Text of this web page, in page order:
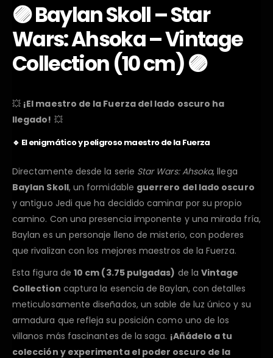
🟣Baylan Skoll – Star
Wars: Ahsoka – Vintage
Collection (10 cm)🟣
💥 ¡El maestro de la Fuerza del lado oscuro ha
llegado! 💥
🔹 El enigmático y peligroso maestro de la Fuerza
Directamente desde la serie Star Wars: Ahsoka, llega
Baylan Skoll, un formidable guerrero del lado oscuro
y antiguo Jedi que ha decidido caminar por su propio
camino. Con una presencia imponente y una mirada fría,
Baylan es un personaje lleno de misterio, con poderes
que rivalizan con los mejores maestros de la Fuerza.
Esta figura de10 cm (3.75 pulgadas) de laVintage
Collection captura la esencia de Baylan, con detalles
meticulosamente diseñados, un sable de luz único y su
armadura que refleja su posición como uno de los
villanos más fascinantes de la saga. ¡Añádelo a tu
colección y experimenta el poder oscuro de la